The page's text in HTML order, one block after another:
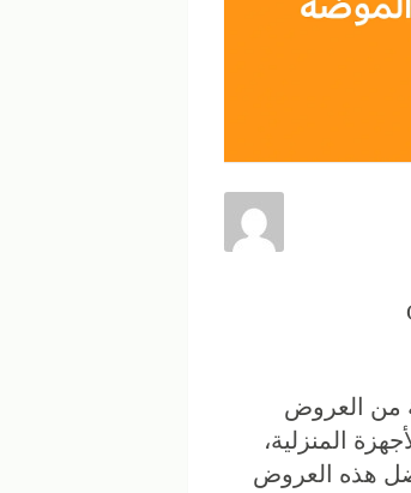
من العروض
المنزلية،
هذه العروض